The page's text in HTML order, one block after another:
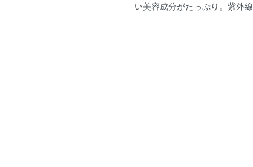
い美容成分がたっぷり。紫外